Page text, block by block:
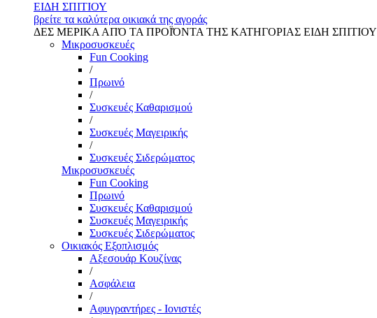
ΕΙΔΗ ΣΠΙΤΙΟΥ
βρείτε τα καλύτερα οικιακά της αγοράς
ΔΕΣ ΜΕΡΙΚΑ ΑΠΌ ΤΑ ΠΡΟΪΌΝΤΑ ΤΗΣ ΚΑΤΗΓΟΡΙΑΣ ΕΙΔΗ ΣΠΙΤΙΟΥ
Μικροσυσκευές
Fun Cooking
/
Πρωινό
/
Συσκευές Καθαρισμού
/
Συσκευές Μαγειρικής
/
Συσκευές Σιδερώματος
Μικροσυσκευές
Fun Cooking
Πρωινό
Συσκευές Καθαρισμού
Συσκευές Μαγειρικής
Συσκευές Σιδερώματος
Οικιακός Εξοπλισμός
Αξεσουάρ Κουζίνας
/
Ασφάλεια
/
Αφυγραντήρες - Ιονιστές